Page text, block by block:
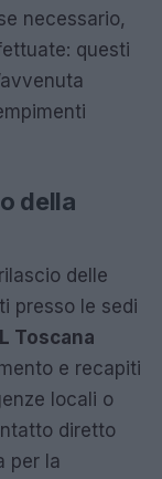
necessario,
questi
della
delle
presso le sedi
Toscana
e recapiti
locali o
diretto
per la